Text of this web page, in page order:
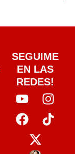
SEGUIME
EN LAS
REDES!